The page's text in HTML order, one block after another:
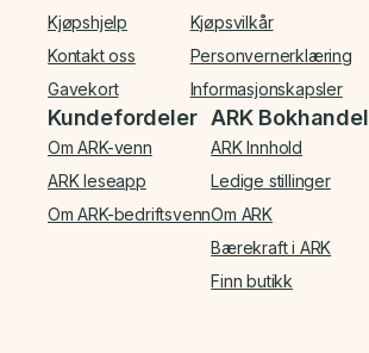
Kjøpshjelp
Kontakt oss
Gavekort
Kjøpsvilkår
Personvernerklæring
Informasjonskapsler
Kundefordeler
Om ARK-venn
ARK leseapp
Om ARK-bedriftsvenn
ARK Bokhandel
ARK Innhold
Ledige stillinger
Om ARK
Bærekraft i ARK
Finn butikk